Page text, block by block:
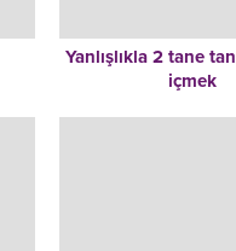
Yanlışlıkla 2 tane
içmek